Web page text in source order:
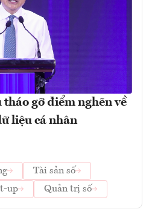
tháo gỡ điểm nghẽn về
liệu cá nhân
Tài sản số
up Quản trị số